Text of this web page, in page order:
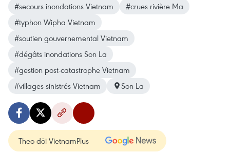
#secours inondations Vietnam
#crues rivière Ma
#typhon Wipha Vietnam
#soutien gouvernemental Vietnam
#dégâts inondations Son La
#gestion post-catastrophe Vietnam
#villages sinistrés Vietnam
Son La
Theo dõi VietnamPlus